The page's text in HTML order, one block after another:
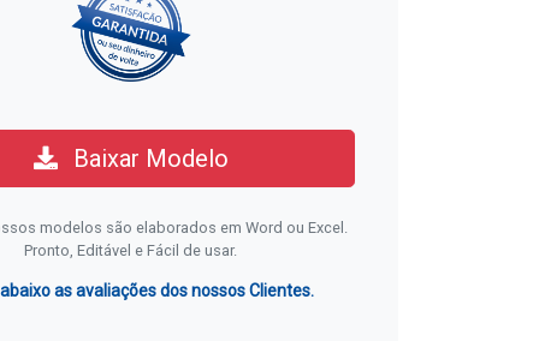
Baixar Modelo
modelos são elaborados em Word ou Excel.
Pronto, Editável e Fácil de usar.
abaixo as avaliações dos nossos Clientes.